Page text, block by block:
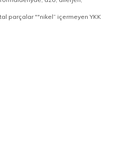
parçalar ""nikel” içermeyen YKK